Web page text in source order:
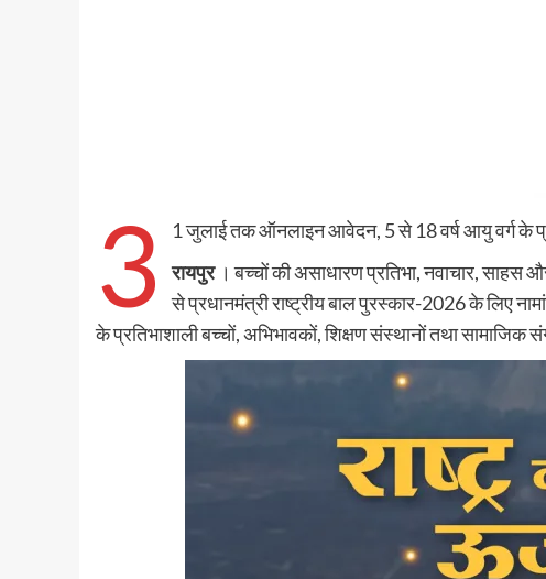
3
1 जुलाई तक ऑनलाइन आवेदन, 5 से 18 वर्ष आयु वर्ग के
रायपुर। बच्चों की असाधारण प्रतिभा, नवाचार, साहस
से प्रधानमंत्री राष्ट्रीय बाल पुरस्कार-2026 के लिए
के प्रतिभाशाली बच्चों, अभिभावकों, शिक्षण संस्थानों तथा